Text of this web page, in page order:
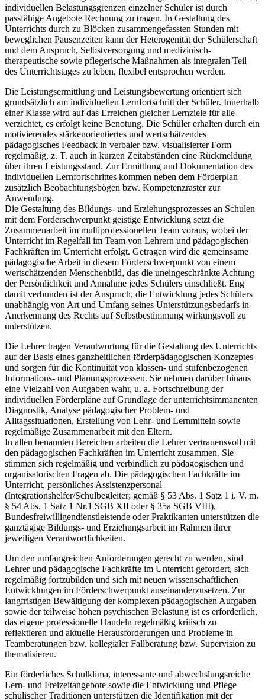
individuellen Belastungsgrenzen einzelner Schüler ist durch
passfähige Angebote Rechnung zu tragen. In Gestaltung des
Unterrichts durch zu Blöcken zusammengefassten Stunden mit
beweglichen Pausenzeiten kann der Heterogenität der Schülerschaft
und dem Anspruch, Selbstversorgung und medizinisch-
therapeutische sowie pflegerische Maßnahmen als integralen Teil
des Unterrichtstages zu leben, flexibel entsprochen werden.
Die Leistungsermittlung und Leistungsbewertung orientiert sich
grundsätzlich am individuellen Lernfortschritt der Schüler. Innerhalb
einer Klasse wird auf das Erreichen gleicher Lernziele für alle
verzichtet, es erfolgt keine Benotung. Die Schüler erhalten durch ein
motivierendes stärkenorientiertes und wertschätzendes
pädagogisches Feedback in verbaler bzw. visualisierter Form
regelmäßig, z. T. auch in kurzen Zeitabständen eine Rückmeldung
über ihren Leistungsstand. Zur Ermittlung und Dokumentation des
individuellen Lernfortschrittes kommen neben dem Förderplan
zusätzlich Beobachtungsbögen bzw. Kompetenzraster zur
Anwendung.
Die Gestaltung des Bildungs- und Erziehungsprozesses an Schulen
mit dem Förderschwerpunkt geistige Entwicklung setzt die
Zusammenarbeit im multiprofessionellen Team voraus, wobei der
Unterricht im Regelfall im Team von Lehrern und pädagogischen
Fachkräften im Unterricht erfolgt. Getragen wird die gemeinsame
pädagogische Arbeit in diesem Förderschwerpunkt von einem
wertschätzenden Menschenbild, das die uneingeschränkte Achtung
der Persönlichkeit und Annahme jedes Schülers einschließt. Eng
damit verbunden ist der Anspruch, die Entwicklung jedes Schülers
unabhängig von Art und Umfang seines Unterstützungsbedarfs in
Anerkennung des Rechts auf Selbstbestimmung wirkungsvoll zu
unterstützen.
Die Lehrer tragen Verantwortung für die Gestaltung des Unterrichts
auf der Basis eines ganzheitlichen förderpädagogischen Konzeptes
und sorgen für die Kontinuität von klassen- und stufenbezogenen
Informations- und Planungsprozessen. Sie nehmen darüber hinaus
eine Vielzahl von Aufgaben wahr, u. a. Fortschreibung der
individuellen Förderpläne auf Grundlage der unterrichtsimmanenten
Diagnostik, Analyse pädagogischer Problem- und
Alltagssituationen, Erstellung von Lehr- und Lernmitteln sowie
regelmäßige Zusammenarbeit mit den Eltern.
In allen benannten Bereichen arbeiten die Lehrer vertrauensvoll mit
den pädagogischen Fachkräften im Unterricht zusammen. Sie
stimmen sich regelmäßig und verbindlich zu pädagogischen und
organisatorischen Fragen ab. Die pädagogischen Fachkräfte im
Unterricht, persönliches Assistenzpersonal
(Integrationshelfer/Schulbegleiter; gemäß § 53 Abs. 1 Satz 1 i. V. m.
§ 54 Abs. 1 Satz 1 Nr.1 SGB XII oder § 35a SGB VIII),
Bundesfreiwilligendienstleistende oder Praktikanten unterstützen die
ganztägige Bildungs- und Erziehungsarbeit im Rahmen ihrer
jeweiligen Verantwortlichkeiten.
Um den umfangreichen Anforderungen gerecht zu werden, sind
Lehrer und pädagogische Fachkräfte im Unterricht gefordert, sich
regelmäßig fortzubilden und sich mit neuen wissenschaftlichen
Entwicklungen im Förderschwerpunkt auseinanderzusetzen. Zur
langfristigen Bewältigung der komplexen pädagogischen Aufgaben
sowie der teilweise hohen psychischen Belastung ist es erforderlich,
das eigene professionelle Handeln regelmäßig kritisch zu
reflektieren und aktuelle Herausforderungen und Probleme in
Teamberatungen bzw. kollegialer Fallberatung bzw. Supervision zu
thematisieren.
Ein förderliches Schulklima, interessante und abwechslungsreiche
Lern- und Freizeitangebote sowie die Entwicklung und Pflege
schulischer Traditionen unterstützen die Identifikation mit der